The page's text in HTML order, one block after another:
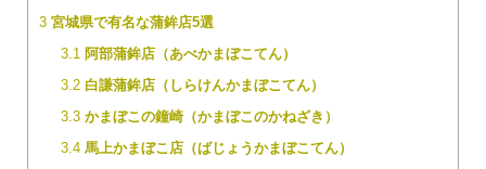
3宮城県で有名な蒲鉾店5選
3.1 阿部蒲鉾店（あべかまぼこてん）
3.2白謙蒲鉾店（しらけんかまぼこてん）
3.3かまぼこの鐘崎（かまぼこのかねざき）
3.4馬上かまぼこ店（ばじょうかまぼこてん）